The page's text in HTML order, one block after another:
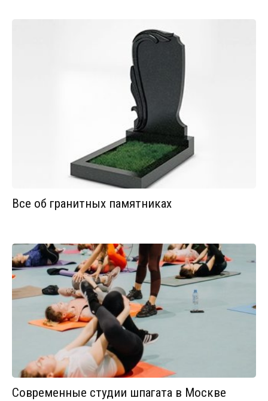
Все об гранитных памятниках
Современные студии шпагата в Москве